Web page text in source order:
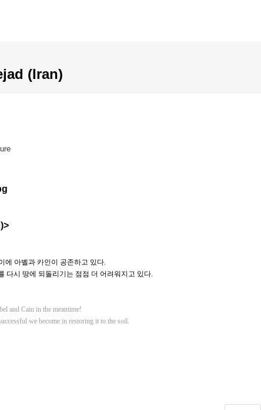
(Iran)
에 아벨과 카인이 공존하고 있다.
다시 땅에 되돌리기는 점점 더 어려워지고 있다.
and Cain in the meantime!
we become in restoring it to the soil.